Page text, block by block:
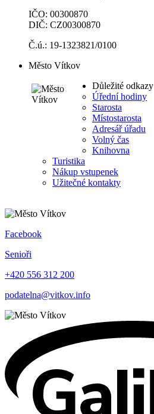
IČO: 00300870
DIČ: CZ00300870
Č.ú.: 19-1323821/0100
Město Vítkov
Důležité odkazy
Úřední hodiny
Starosta
Místostarosta
Adresář úřadu
Volný čas
Knihovna
Turistika
Nákup vstupenek
Užitečné kontakty
Facebook
Senioři
+420 556 312 200
podatelna@vitkov.info